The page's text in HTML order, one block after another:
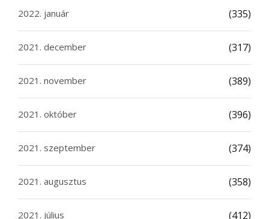
2022. január (335)
2021. december (317)
2021. november (389)
2021. október (396)
2021. szeptember (374)
2021. augusztus (358)
2021. július (412)